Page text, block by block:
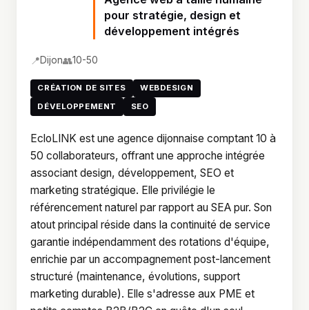
pour stratégie, design et
développement intégrés
📍Dijon👥10-50
CRÉATION DE SITES
WEBDESIGN
DÉVELOPPEMENT
SEO
EcloLINK est une agence dijonnaise comptant 10 à
50 collaborateurs, offrant une approche intégrée
associant design, développement, SEO et
marketing stratégique. Elle privilégie le
référencement naturel par rapport au SEA pur. Son
atout principal réside dans la continuité de service
garantie indépendamment des rotations d'équipe,
enrichie par un accompagnement post-lancement
structuré (maintenance, évolutions, support
marketing durable). Elle s'adresse aux PME et